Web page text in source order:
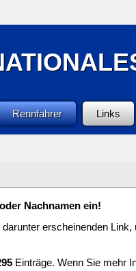
Rennfahrer Links
Nachnamen ein!
erscheinenden Link,
Einträge. Wenn Sie mehr